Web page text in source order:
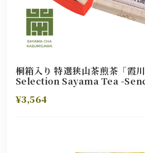
桐箱入り 特選狭山茶煎茶「霞
Selection Sayama Tea -
¥3,564